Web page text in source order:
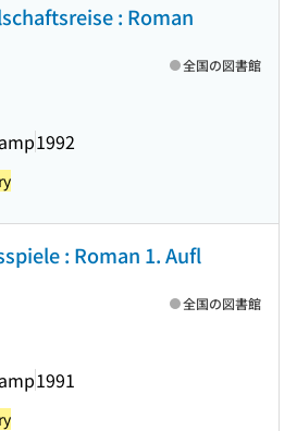
: Roman
1992
全国の図書館
: Roman 1. Aufl
1991
全国の図書館